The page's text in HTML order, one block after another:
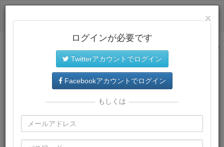
サイトトップに戻る
×
ログインが必要です
Twitterアカウントでログイン
Facebookアカウントでログイン
もしくは